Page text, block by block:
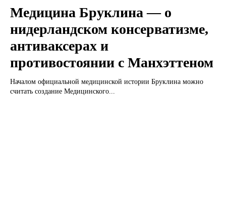
Медицина Бруклина — о
нидерландском консерватизме,
антиваксерах и
противостоянии с Манхэттеном
Началом официальной медицинской истории Бруклина можно
считать создание Медицинского...